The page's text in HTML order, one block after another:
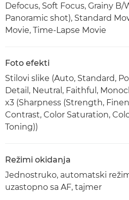
Defocus, Soft Focus, Grainy B/
Panoramic shot), Standard
Movie, Time-Lapse Movie
Foto efekti
Stilovi slike (Auto, Standard,
Detail, Neutral, Faithful,
x3 (Sharpness (Strength,
Contrast, Color Saturation,
Toning))
Režimi okidanja
Jednostruko, automatski
uzastopno sa AF, tajmer